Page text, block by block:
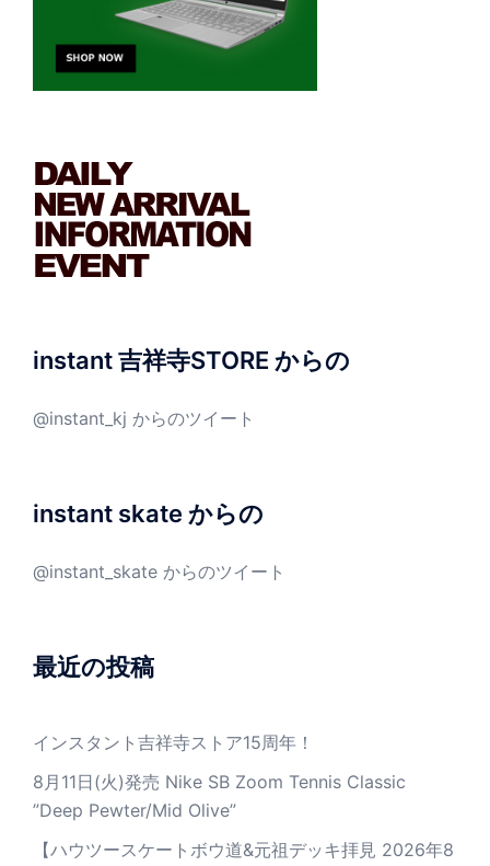
instant 吉祥寺STORE からの
@instant_kj からのツイート
instant skate からの
@instant_skate からのツイート
最近の投稿
インスタント吉祥寺ストア15周年！
8月11日(火)発売 Nike SB Zoom Tennis Classic
”Deep Pewter/Mid Olive”
【ハウツースケートボウ道&元祖デッキ拝見 2026年8